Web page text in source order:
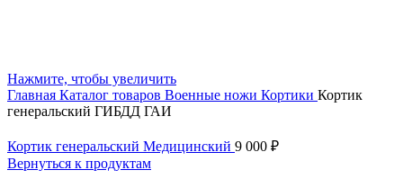
Нажмите, чтобы увеличить
Главная Каталог товаров Военные ножи Кортики Кортик
генеральский ГИБДД ГАИ
Кортик генеральский Медицинский 9 000 ₽
Вернуться к продуктам